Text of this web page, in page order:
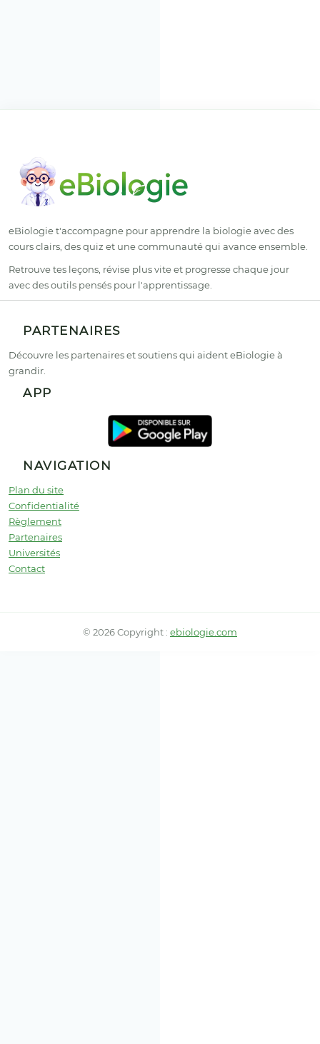
eBiologie t'accompagne pour apprendre la biologie avec des
cours clairs, des quiz et une communauté qui avance ensemble.
Retrouve tes leçons, révise plus vite et progresse chaque jour
avec des outils pensés pour l'apprentissage.
PARTENAIRES
Découvre les partenaires et soutiens qui aident eBiologie à
grandir.
APP
NAVIGATION
Plan du site
Confidentialité
Règlement
Partenaires
Universités
Contact
© 2026 Copyright : ebiologie.com